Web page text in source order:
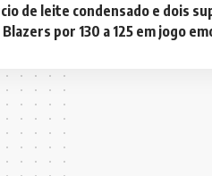
de leite condensado e dois
por 130 a 125 em jogo